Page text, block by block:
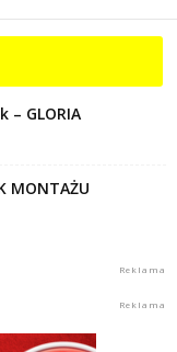
– GLORIA
MONTAŻU